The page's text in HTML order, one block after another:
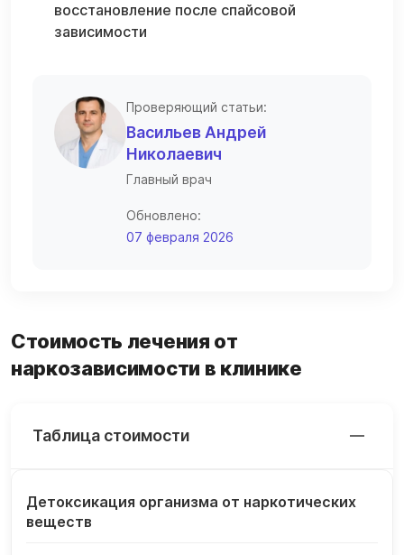
восстановление после спайсовой
зависимости
Проверяющий статьи:
Васильев Андрей
Николаевич
Главный врач
Обновлено:
07 февраля 2026
Стоимость лечения от
наркозависимости в клинике
Таблица стоимости
Детоксикация организма от наркотических
веществ